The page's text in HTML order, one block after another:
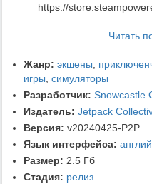
https://
Читать
Жанр: экшены,
игры, симуляторы
Разработчик: Snowcastle
Издатель: Jetpack
Версия: v20240425-P2P
Язык интерфейса:
Размер: 2.5 Гб
Стадия: релиз